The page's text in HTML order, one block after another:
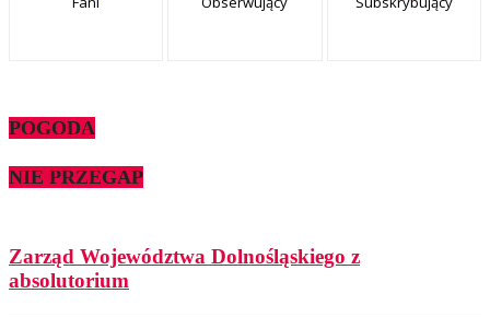
POGODA
NIE PRZEGAP
Zarząd Województwa Dolnośląskiego z
absolutorium